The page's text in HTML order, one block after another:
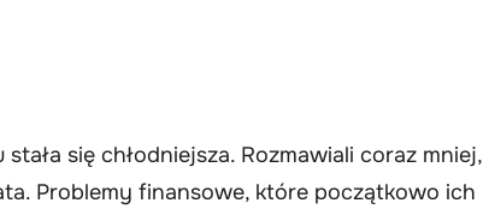
się chłodniejsza. Rozmawiali coraz mniej,
Problemy finansowe, które początkowo ich